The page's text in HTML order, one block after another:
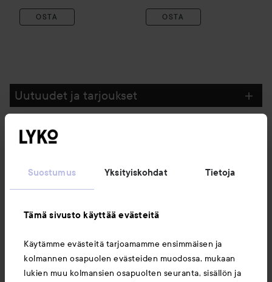
Suostumus Yksityiskohdat Tietoja
Tämä sivusto käyttää evästeitä
Käytämme evästeitä tarjoamamme ensimmäisen ja
kolmannen osapuolen evästeiden muodossa, mukaan
lukien muu kolmansien osapuolten seuranta, sisällön ja
OSTA OSTA
Uutuudet ja tarjoukset
Seuraa meitä
Asiakaspalvelu
Tietoja
Saattaisit myös tykätä